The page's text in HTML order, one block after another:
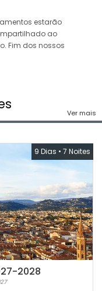
estarão
ao
Fim dos nossos
Ver mais
9 Dias • 7 Noites
2028